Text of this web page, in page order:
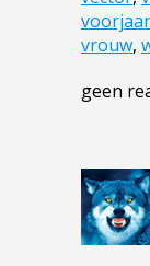
voorjaar
vrouw,
geen